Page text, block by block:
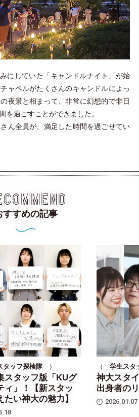
にしていた「キャンドルナイト」が始
ャペルがたくさんのキャンドルによっ
夜景と相まって、非常に幻想的で非日
を過ごすことができました。
ん全員が、満足した時間を過ごせてい
すすめの記事
スタッフ版「KUグ
ィ」！【新スタッ
たい神大の魅力】
タッフ探検隊）
神大スタ
出身者の
2026.01.07
（ 学生スタ